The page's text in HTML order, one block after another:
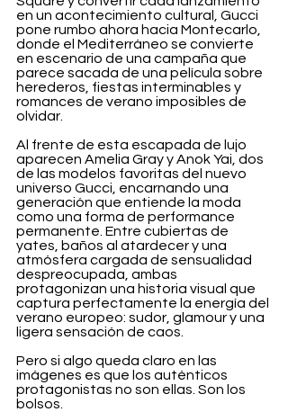
en un acontecimiento cultural, Gucci
pone rumbo ahora hacia Montecarlo,
donde el Mediterráneo se convierte
en escenario de una campaña que
parece sacada de una película sobre
herederos, fiestas interminables y
romances de verano imposibles de
olvidar.
Al frente de esta escapada de lujo
aparecen Amelia Gray y Anok Yai, dos
de las modelos favoritas del nuevo
universo Gucci, encarnando una
generación que entiende la moda
como una forma de performance
permanente. Entre cubiertas de
yates, baños al atardecer y una
atmósfera cargada de sensualidad
despreocupada, ambas
protagonizan una historia visual que
captura perfectamente la energía del
verano europeo: sudor, glamour y una
ligera sensación de caos.
Pero si algo queda claro en las
imágenes es que los auténticos
protagonistas no son ellas. Son los
bolsos.